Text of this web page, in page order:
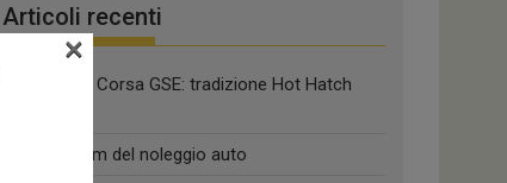
Articoli recenti
Nuova Opel Corsa GSE: tradizione Hot Hatch
Estate, boom del noleggio auto
×